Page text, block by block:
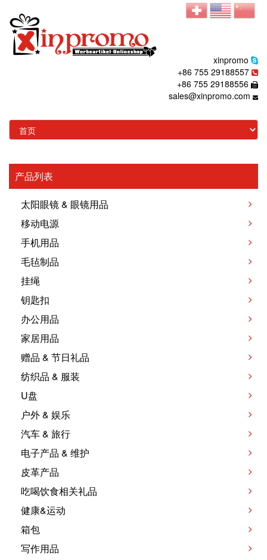
xinpromo
+86 755 29188557
+86 755 29188556
sales@xinpromo.com
产品列表
太阳眼镜 & 眼镜用品
移动电源
手机用品
毛毡制品
挂绳
钥匙扣
办公用品
家居用品
赠品 & 节日礼品
纺织品 & 服装
U盘
户外 & 娱乐
汽车 & 旅行
电子产品 & 维护
皮革产品
吃喝饮食相关礼品
健康&运动
箱包
写作用品